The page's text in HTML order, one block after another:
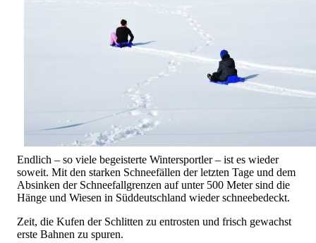
Endlich – so viele begeisterte Wintersportler – ist es wieder
soweit. Mit den starken Schneefällen der letzten Tage und dem
Absinken der Schneefallgrenzen auf unter 500 Meter sind die
Hänge und Wiesen in Süddeutschland wieder schneebedeckt.
Zeit, die Kufen der Schlitten zu entrosten und frisch gewachst
erste Bahnen zu spuren.